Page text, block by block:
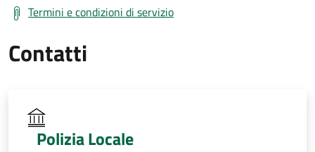
Termini e condizioni di servizio
Contatti
Polizia Locale